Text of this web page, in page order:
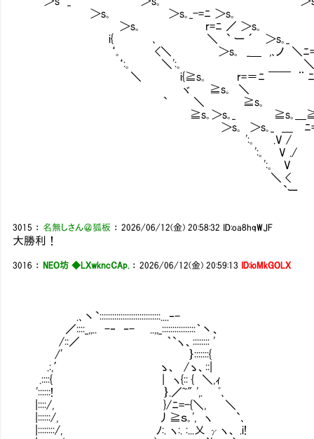
＞s｡ ＞s｡_-=ﾆ ＞s｡ ￣
＞s｡ r=ﾆ ／ ＞
i{ ､ ＼ ` ー ´ ＞
‘｡ <＼ ＞s｡ _＿ ,､ノ ＼ﾆ=-
‘:｡ ＼':｡ ＼
＼ i{≧s｡ r=＝ﾆ ￣￣ ¨
ヾ ≧s｡ ＼
` ＼ ≧s｡ ノ
≧s｡＞s｡_ ≧s｡＿≧:､ ＼
＞s｡ ＞s｡_ ＿ ﾆ=-＞s
':｡ .V / ＞s｡
':｡ V ./ ＞s
':｡ V
＼ <
`ー
3015 ： 名無しさん＠狐板 ：2026/06/12(金) 20:58:32 ID:oa8hqWJF
大勝利！
3016 ： NEO坊 ◆LXwkncCAp. ：2026/06/12(金) 20:59:13 ID:ioMkGOLX
.､丶`:::::::::::::::::::::::::::::....‐-
／::::_,,.. -‐ ‐- ..,,_::::::::::::::::｀丶、
/::／ ｀`ヽ、:::::::: '
/' ｝:::::::{
.:,′ ゝ、 /ゝ、::|
.::::{ | ヽ{:: { ＼,ｨ
'::::::! ｝.／~" ',. ﾟ､
|::::/, }/ﾆ=-{＼, ＼
|::::::/, 丿≧ｓ｡', ヽ `､
|::::::::/, ﾉ:. ヽ:. :...乂 γヽ、 .i!